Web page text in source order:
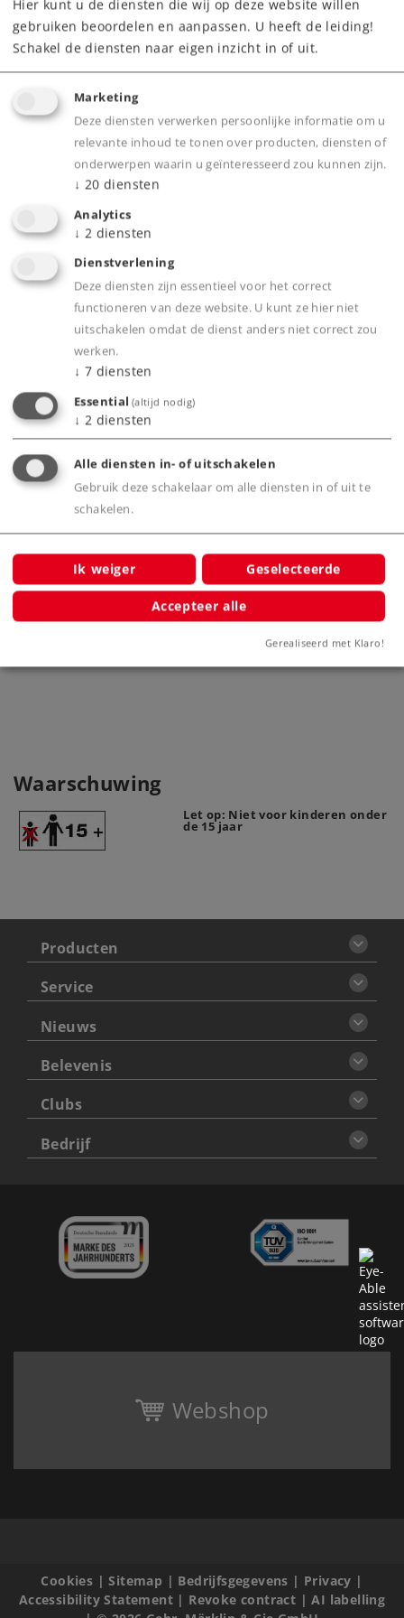
Downloads
Product
Productinfo
Bijbehorende producten
Uitbreidingsset E met handwissels
Waarschuwing
Let op: Niet voor kinderen onder
de 15 jaar
Producten
Service
Nieuws
Belevenis
Clubs
Bedrijf
Webshop
Cookies |Sitemap | Bedrijfsgegevens | Privacy |
Accessibility Statement| Revoke contract |AI labelling
Hier kunt u de diensten die wij op deze website willen
gebruiken beoordelen en aanpassen. U heeft de leiding!
Schakel de diensten naar eigen inzicht in of uit.
Marketing
Deze diensten verwerken persoonlijke informatie om u
relevante inhoud te tonen over producten, diensten of
onderwerpen waarin u geïnteresseerd zou kunnen zijn.
↓ 20 diensten
Analytics
↓ 2 diensten
Dienstverlening
Deze diensten zijn essentieel voor het correct
functioneren van deze website. U kunt ze hier niet
uitschakelen omdat de dienst anders niet correct zou
werken.
↓ 7 diensten
Essential (altijd nodig)
↓ 2 diensten
Alle diensten in- of uitschakelen
Gebruik deze schakelaar om alle diensten in of uit te
schakelen.
Ik weiger Geselecteerde
Accepteer alle
Gerealiseerd met Klaro!